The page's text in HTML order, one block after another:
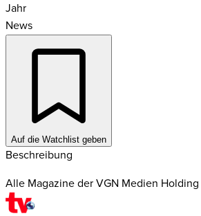
Jahr
News
Auf die Watchlist geben
Beschreibung
Alle Magazine der VGN Medien Holding